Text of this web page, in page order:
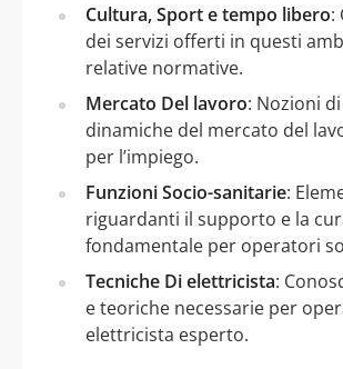
Cultura, Sport e tempo libero:
dei servizi offerti in questi
relative normative.
Mercato Del lavoro: Nozioni
dinamiche del mercato del
per l’impiego.
Funzioni Socio-sanitarie:
riguardanti il supporto e la
fondamentale per operatori
Tecniche Di elettricista:
e teoriche necessarie per
elettricista esperto.